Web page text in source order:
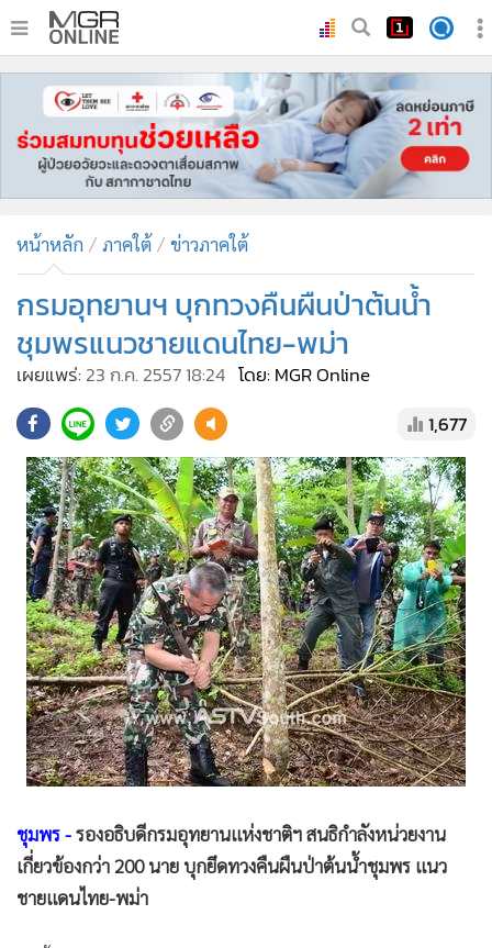
หน้าหลัก
ทันเหตุการณ์
• ภาคใต้
• บันเทิง
• คอลัมนิสต์
• ละคร
• Cyber BIZ
ผู้จัดกวน
Good health & Well-being
Green Innovation & SD
Management & HR
MGR Live
Infographic
การเมือง
ท่องเที่ยว
กีฬา
ต่างประเทศ
• เศรษฐกิจ-ธุรกิจ
• จีน
• ชุมชน-คุณภาพชีวิต
หน้าหลัก ภาคใต้ ข่าวภาคใต้
กรมอุทยานฯ บุกทวงคืนผืนป่าต้นน้ำ
ชุมพรแนวชายแดนไทย-พม่า
เผยแพร่: 23 ก.ค. 2557 18:24 โดย: MGR Online
1,677
ชุมพร -รองอธิบดีกรมอุทยานแห่งชาติฯ สนธิกำลังหน่วยงาน
เกี่ยวข้องกว่า 200 นาย บุกยึดทวงคืนผืนป่าต้นน้ำชุมพร แนว
ชายแดนไทย-พม่า